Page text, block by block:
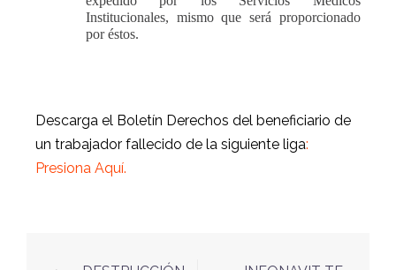
Institucionales, mismo que será proporcionado
por éstos.
Descarga el Boletín Derechos del beneficiario de
un trabajador fallecido de la siguiente liga:
Presiona Aquí.